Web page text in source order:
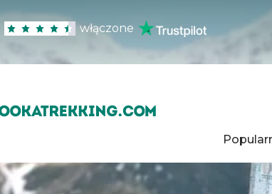
włączone